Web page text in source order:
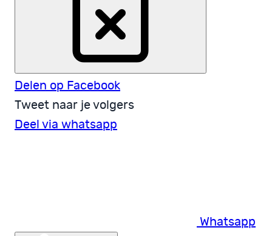
Delen op Facebook
Tweet naar je volgers
Deel via whatsapp
Whatsapp